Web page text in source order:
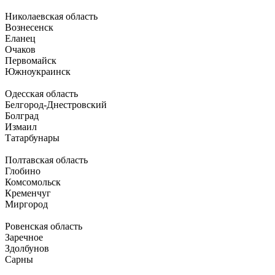
Николаевская область
Вознесенск
Еланец
Очаков
Первомайск
Южноукраинск
Одесская область
Белгород-Днестровский
Болград
Измаил
Татарбунары
Полтавская область
Глобино
Комсомольск
Кременчуг
Миргород
Ровенская область
Заречное
Здолбунов
Сарны